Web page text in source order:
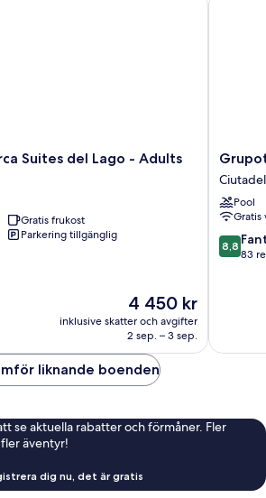
Suites del Lago - Adults
Gratis frukost
Parkering tillgänglig
Priset
är
4 450 kr
4 450 kr
inklusive skatter och avgifter
2 sep. – 3 sep.
dePool
8.8
av
8,8
83
liknande boenden
se aktuella rabatter och förmåner. Fler
äventyr!
dig nu, det är gratis